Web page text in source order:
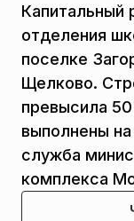
Капитальный
отделения
поселке
Щелково.
превысила
выполнены
служба
комплекса